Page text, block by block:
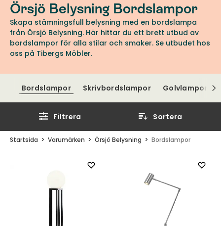
Örsjö Belysning Bordslampor
Skapa stämningsfull belysning med en bordslampa
från Örsjö Belysning. Här hittar du ett brett utbud av
bordslampor för alla stilar och smaker. Se utbudet hos
oss på Tibergs Möbler.
Bordslampor Skrivbordslampor Golvlampor
Filtrera Sortera
Startsida Varumärken Örsjö Belysning Bordslampor